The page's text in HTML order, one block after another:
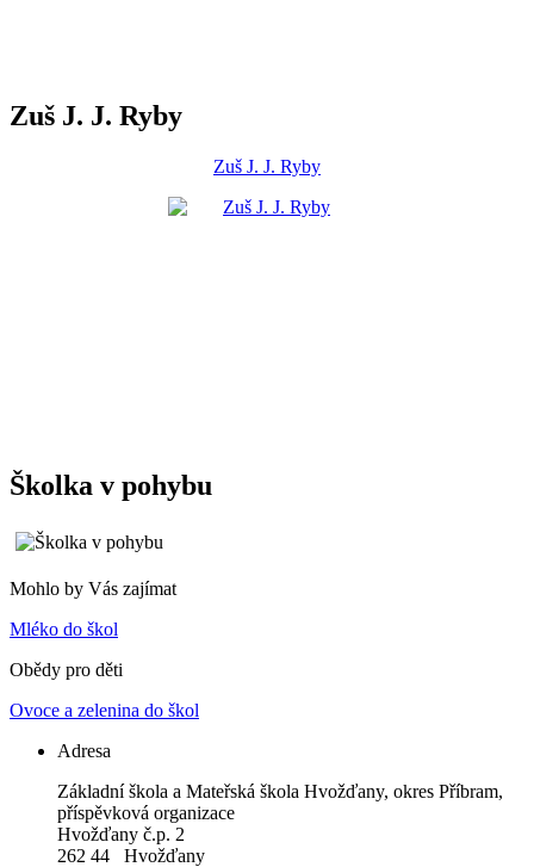
Zuš J. J. Ryby
Zuš J. J. Ryby
Školka v pohybu
Mohlo by Vás zajímat
Mléko do škol
Obědy pro děti
Ovoce a zelenina do škol
Adresa
Základní škola a Mateřská škola Hvožďany, okres Příbram,
příspěvková organizace
Hvožďany č.p. 2
262 44 Hvožďany